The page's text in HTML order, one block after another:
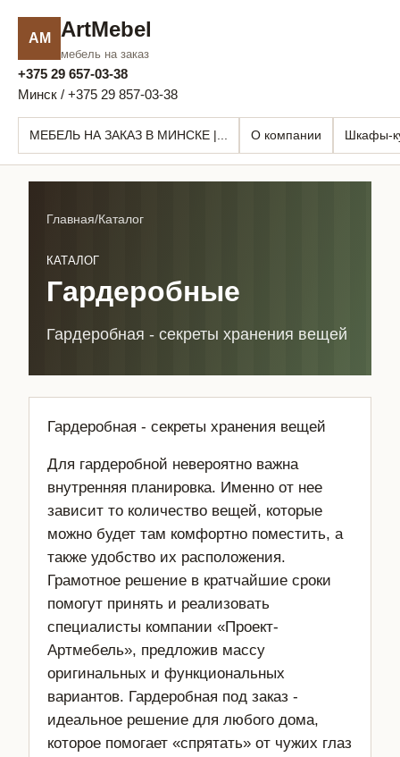
AM ArtMebel
мебель на заказ
+375 29 657-03-38
Минск / +375 29 857-03-38
МЕБЕЛЬ НА ЗАКАЗ В МИНСКЕ |... О компании Шкафы-
Главная/Каталог
КАТАЛОГ
Гардеробные
Гардеробная - секреты хранения вещей
Гардеробная - секреты хранения вещей
Для гардеробной невероятно важна
внутренняя планировка. Именно от нее
зависит то количество вещей, которые
можно будет там комфортно поместить, а
также удобство их расположения.
Грамотное решение в кратчайшие сроки
помогут принять и реализовать
специалисты компании «Проект-
Артмебель», предложив массу
оригинальных и функциональных
вариантов. Гардеробная под заказ -
идеальное решение для любого дома,
которое помогает «спрятать» от чужих глаз